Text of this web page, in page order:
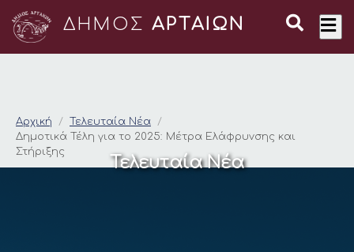
ΔΗΜΟΣ ΑΡΤΑΙΩΝ
Δημοτικά Τέλη για
Αρχική
Τελευταία Νέα
Δημοτικά Τέλη για το 2025: Μέτρα Ελάφρυνσης και
Στήριξης
Τελευταία Νέα